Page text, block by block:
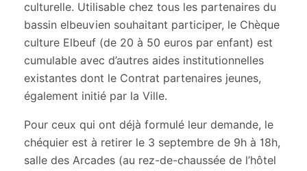
culturelle. Utilisable chez tous les partenaires du
bassin elbeuvien souhaitant participer, le Chèque
culture Elbeuf (de 20 à 50 euros par enfant) est
cumulable avec d’autres aides institutionnelles
existantes dont le Contrat partenaires jeunes,
également initié par la Ville.
Pour ceux qui ont déjà formulé leur demande, le
chéquier est à retirer le 3 septembre de 9h à 18h,
salle des Arcades (au rez-de-chaussée de l’hôtel